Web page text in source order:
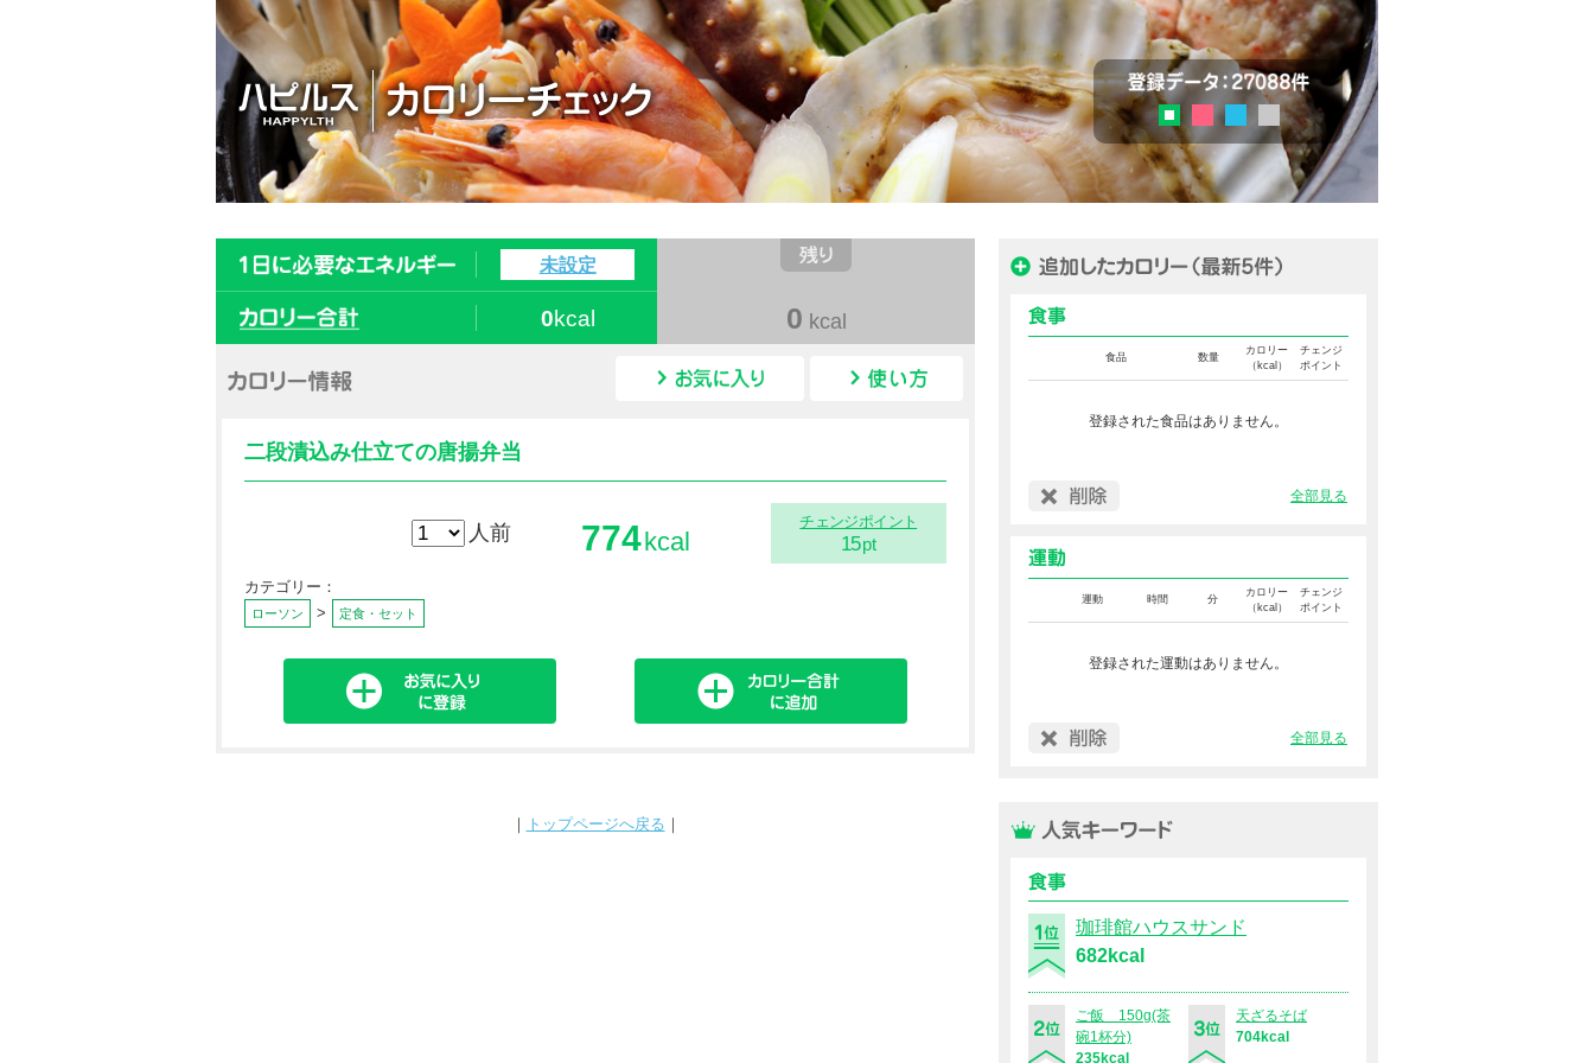
ハピルス カロリーチェック 登録データ：27036品目
ピンク ブルーグレー
食品 数量
カロリー
（kcal）
チェンジ
ポイント
登録された食品はありません。
全部見る
運動 時間 分
カロリー
（kcal）
チェンジ
ポイント
登録された運動はありません。
全部見る
珈琲館ハウスサンド
682kcal
ご飯 150g(茶
碗1杯分)
235kcal
天ざるそば
704kcal
未設定
0kcal 0 kcal
カロリー情報
二段漬込み仕立ての唐揚弁当
人前 774kcal
チェンジポイント
15pt
カテゴリー：
ローソン > 定食・セット
｜ トップページへ戻る ｜